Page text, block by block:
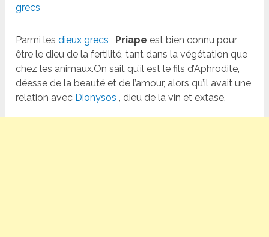
grecs
Parmi lesdieux grecs , Priape est bien connu pour
être le dieu de la fertilité, tant dans la végétation que
chez les animaux.On sait qu’il est le fils d’Aphrodite,
déesse de la beauté et de l’amour, alors qu’il avait une
relation avec Dionysos , dieu de la vin et extase.